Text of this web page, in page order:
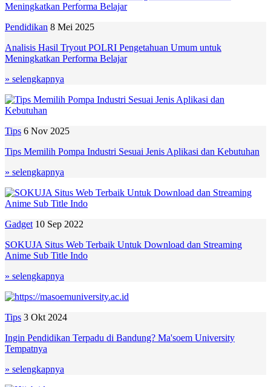
Pendidikan 8 Mei 2025
Analisis Hasil Tryout POLRI Pengetahuan Umum untuk
Meningkatkan Performa Belajar
» selengkapnya
Tips 6 Nov 2025
Tips Memilih Pompa Industri Sesuai Jenis Aplikasi dan Kebutuhan
» selengkapnya
Gadget 10 Sep 2022
SOKUJA Situs Web Terbaik Untuk Download dan Streaming
Anime Sub Title Indo
» selengkapnya
Tips 3 Okt 2024
Ingin Pendidikan Terpadu di Bandung? Ma'soem University
Tempatnya
» selengkapnya